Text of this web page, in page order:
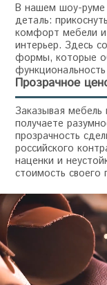
В нашем шоу-руме
деталь:
комфорт мебели и
интерьер. Здесь
формы, которые
Прозрачное
Заказывая
получаете
прозрачность
российского
наценки и
стоимость своего